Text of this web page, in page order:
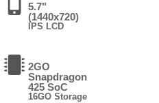
5.7"
(1440x720)
IPS LCD
2GO
Snapdragon
425 SoC
16GO Storage